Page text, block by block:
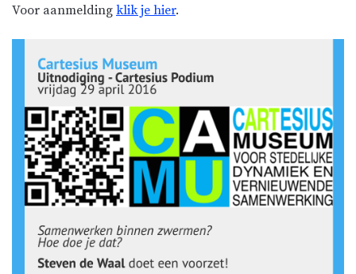
Voor aanmelding klik je hier.